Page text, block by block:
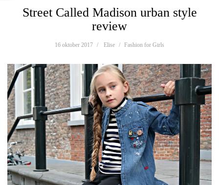
Street Called Madison urban style
review
16 oktober 2017 Elise Fashion for Girls